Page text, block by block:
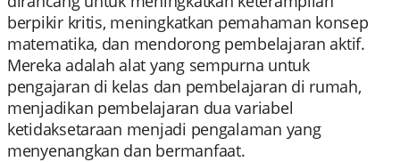
berpikir kritis, meningkatkan pemahaman konsep
matematika, dan mendorong pembelajaran aktif.
Mereka adalah alat yang sempurna untuk
pengajaran di kelas dan pembelajaran di rumah,
menjadikan pembelajaran dua variabel
ketidaksetaraan menjadi pengalaman yang
menyenangkan dan bermanfaat.